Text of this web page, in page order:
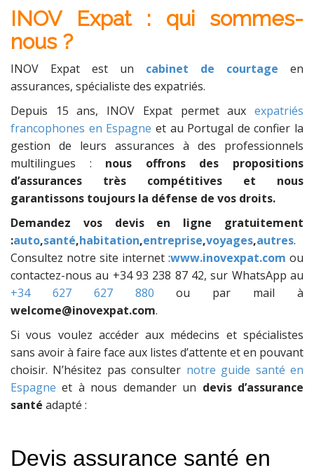
INOV Expat : qui sommes-
nous ?
INOV Expat est un cabinet de courtage en
assurances, spécialiste des expatriés.
Depuis 15 ans, INOV Expat permet aux expatriés
francophones en Espagne et au Portugal de confier la
gestion de leurs assurances à des professionnels
multilingues : nous offrons des propositions
d’assurances très compétitives et nous
garantissons toujours la défense de vos droits.
Demandez vos devis en ligne gratuitement
:auto,santé,habitation,entreprise,voyages,autres.
Consultez notre site internet :www.inovexpat.com ou
contactez-nous au +34 93 238 87 42, sur WhatsApp au
+34 627 627 880 ou par mail à
welcome@inovexpat.com.
Si vous voulez accéder aux médecins et spécialistes
sans avoir à faire face aux listes d’attente et en pouvant
choisir. N’hésitez pas consulter notre guide santé en
Espagne et à nous demander un devis d’assurance
santé adapté :